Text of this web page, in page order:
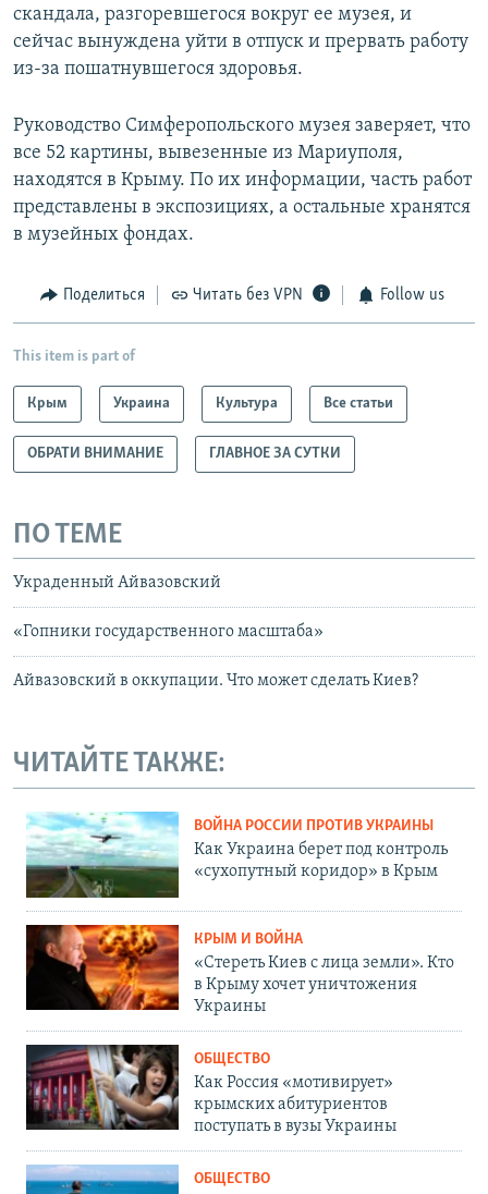
скандала, разгоревшегося вокруг ее музея, и
сейчас вынуждена уйти в отпуск и прервать работу
из-за пошатнувшегося здоровья.
Руководство Симферопольского музея заверяет, что
все 52 картины, вывезенные из Мариуполя,
находятся в Крыму. По их информации, часть работ
представлены в экспозициях, а остальные хранятся
в музейных фондах.
Поделиться Читать без VPN Follow us
This item is part of
Крым Украина Культура Все статьи
ОБРАТИ ВНИМАНИЕ ГЛАВНОЕ ЗА СУТКИ
ПО ТЕМЕ
Украденный Айвазовский
«Гопники государственного масштаба»
Айвазовский в оккупации. Что может сделать Киев?
ЧИТАЙТЕ ТАКЖЕ:
ВОЙНА РОССИИ ПРОТИВ УКРАИНЫ
Как Украина берет под контроль
«сухопутный коридор» в Крым
КРЫМ И ВОЙНА
«Стереть Киев с лица земли». Кто
в Крыму хочет уничтожения
Украины
ОБЩЕСТВО
Как Россия «мотивирует»
крымских абитуриентов
поступать в вузы Украины
ОБЩЕСТВО